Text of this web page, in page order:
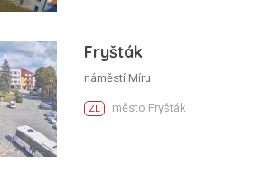
Fryšták
náměstí Míru
ZL město Fryšták